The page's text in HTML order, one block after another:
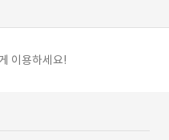
이용하세요!